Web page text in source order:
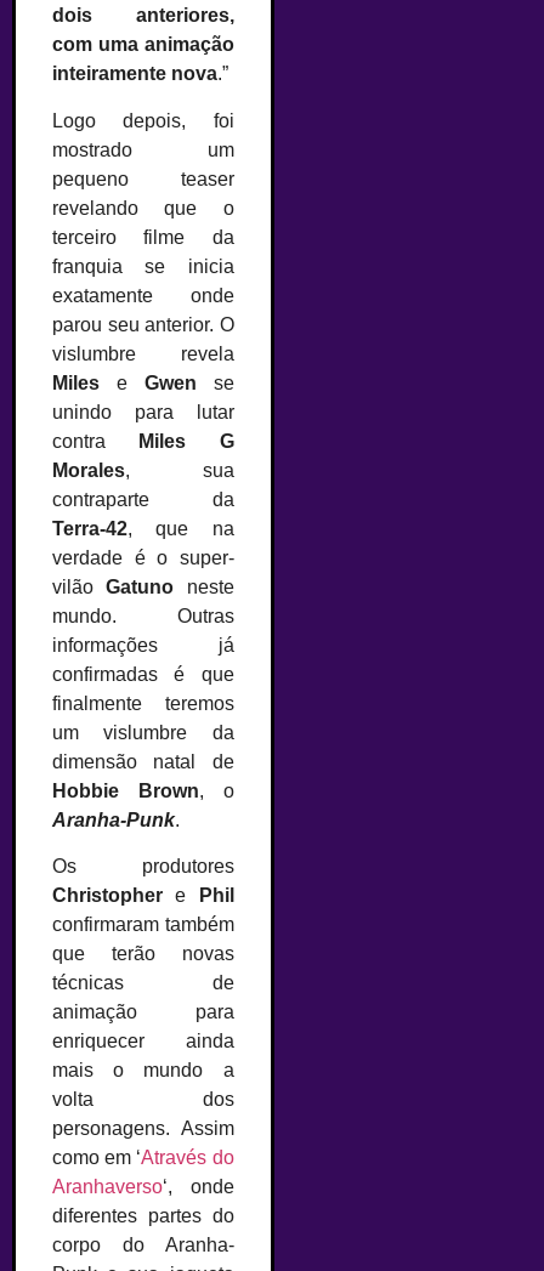
dois anteriores,
com uma animação
inteiramente nova.”
Logo depois, foi
mostrado um
pequeno teaser
revelando que o
terceiro filme da
franquia se inicia
exatamente onde
parou seu anterior. O
vislumbre revela
Miles e Gwen se
unindo para lutar
contra
Miles G
Morales, sua
contraparte da
Terra-42, que na
verdade é o super-
vilãoGatuno neste
mundo. Outras
informações já
confirmadas é que
finalmente teremos
um vislumbre da
dimensão natal de
Hobbie Brown, o
Aranha-Punk.
Os produtores
Christophere
Phil
confirmaram também
que terão novas
técnicas de
animação para
enriquecer ainda
mais o mundo a
volta dos
personagens. Assim
como em ‘Através do
Aranhaverso‘, onde
diferentes partes do
corpo do Aranha-